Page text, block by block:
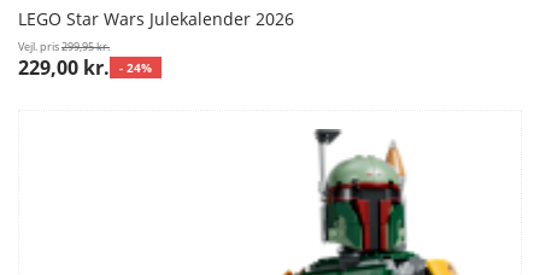
LEGO Star Wars Julekalender 2026
Vejl. pris299,95 kr.
229,00 kr. - 24%